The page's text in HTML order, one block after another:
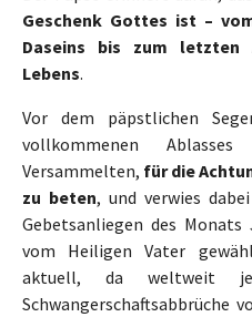
Geschenk Gottes ist –
Daseins bis zum letzten
Lebens.
Vor dem päpstlichen
vollkommenen
Versammelten, für die
zu beten, und verwies
Gebetsanliegen des
vom Heiligen Vater
aktuell, da weltweit
Schwangerschaftsabbrüche